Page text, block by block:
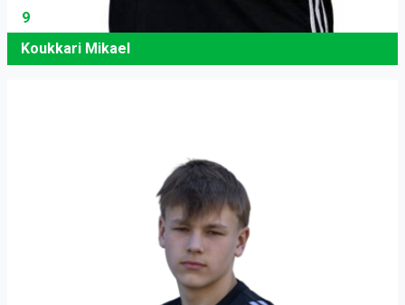
9
Koukkari Mikael